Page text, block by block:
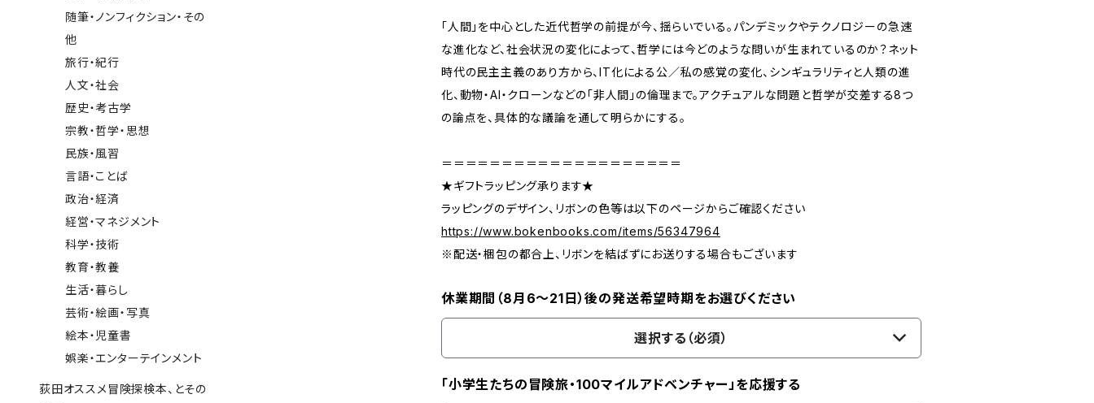
「人間」を中心とした近代哲学の前提が今、揺らいでいる。パンデミックやテクノロジーの急速
な進化など、社会状況の変化によって、哲学には今どのような問いが生まれているのか？ネット
時代の民主主義のあり方から、IT化による公／私の感覚の変化、シンギュラリティと人類の進
化、動物・AI・クローンなどの「非人間」の倫理まで。アクチュアルな問題と哲学が交差する8つ
の論点を、具体的な議論を通して明らかにする。
＝＝＝＝＝＝＝＝＝＝＝＝＝＝＝＝＝＝＝＝
★ギフトラッピング承ります★
ラッピングのデザイン、リボンの色等は以下のページからご確認ください
https://www.bokenbooks.com/items/56347964
※配送・梱包の都合上、リボンを結ばずにお送りする場合もございます
休業期間（8月6〜21日）後の発送希望時期をお選びください
選択する（必須）
「小学生たちの冒険旅・100マイルアドベンチャー」を応援する
随筆・ノンフィクション・その
他
旅行・紀行
人文・社会
歴史・考古学
宗教・哲学・思想
民族・風習
言語・ことば
政治・経済
経営・マネジメント
科学・技術
教育・教養
生活・暮らし
芸術・絵画・写真
絵本・児童書
娯楽・エンターテインメント
荻田オススメ冒険探検本、とその